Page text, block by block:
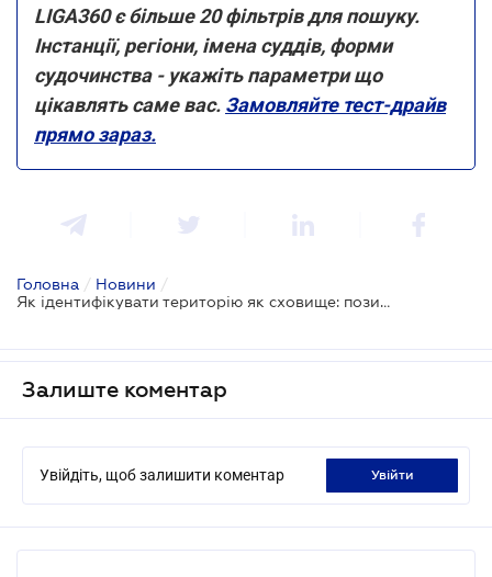
LIGA360 є більше 20 фільтрів для пошуку.
Інстанції, регіони, імена суддів, форми
судочинства - укажіть параметри що
цікавлять саме вас. Замовляйте тест-драйв
прямо зараз.
Головна / Новини /
Як ідентифікувати територію як сховище: позиція ВС
Залиште коментар
Увійдіть, щоб залишити коментар увійти